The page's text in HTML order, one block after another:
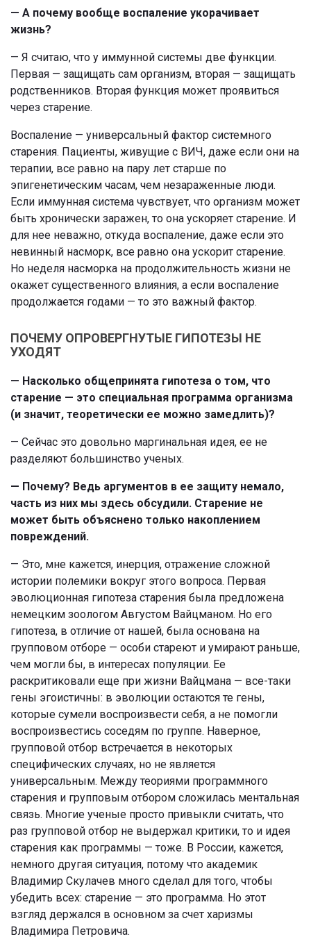
— А почему вообще воспаление укорачивает
жизнь?
— Я считаю, что у иммунной системы две функции.
Первая — защищать сам организм, вторая — защищать
родственников. Вторая функция может проявиться
через старение.
Воспаление — универсальный фактор системного
старения. Пациенты, живущие с ВИЧ, даже если они на
терапии, все равно на пару лет старше по
эпигенетическим часам, чем незараженные люди.
Если иммунная система чувствует, что организм может
быть хронически заражен, то она ускоряет старение. И
для нее неважно, откуда воспаление, даже если это
невинный насморк, все равно она ускорит старение.
Но неделя насморка на продолжительность жизни не
окажет существенного влияния, а если воспаление
продолжается годами — то это важный фактор.
ПОЧЕМУ ОПРОВЕРГНУТЫЕ ГИПОТЕЗЫ НЕ
УХОДЯТ
— Насколько общепринята гипотеза о том, что
старение — это специальная программа организма
(и значит, теоретически ее можно замедлить)?
— Сейчас это довольно маргинальная идея, ее не
разделяют большинство ученых.
— Почему? Ведь аргументов в ее защиту немало,
часть из них мы здесь обсудили. Старение не
может быть объяснено только накоплением
повреждений.
— Это, мне кажется, инерция, отражение сложной
истории полемики вокруг этого вопроса. Первая
эволюционная гипотеза старения была предложена
немецким зоологом Августом Вайцманом. Но его
гипотеза, в отличие от нашей, была основана на
групповом отборе — особи стареют и умирают раньше,
чем могли бы, в интересах популяции. Ее
раскритиковали еще при жизни Вайцмана — все-таки
гены эгоистичны: в эволюции остаются те гены,
которые сумели воспроизвести себя, а не помогли
воспроизвестись соседям по группе. Наверное,
групповой отбор встречается в некоторых
специфических случаях, но не является
универсальным. Между теориями программного
старения и групповым отбором сложилась ментальная
связь. Многие ученые просто привыкли считать, что
раз групповой отбор не выдержал критики, то и идея
старения как программы — тоже. В России, кажется,
немного другая ситуация, потому что академик
Владимир Скулачев много сделал для того, чтобы
убедить всех: старение — это программа. Но этот
взгляд держался в основном за счет харизмы
Владимира Петровича.